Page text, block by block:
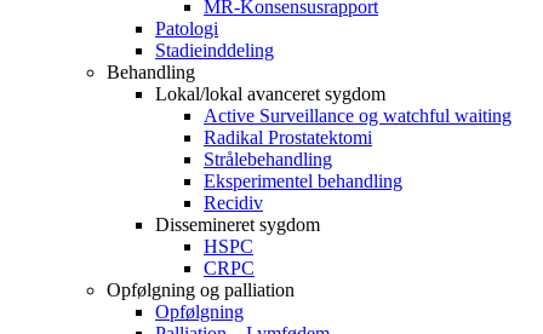
MR-Konsensusrapport
Patologi
Stadieinddeling
Behandling
Lokal/lokal avanceret sygdom
Active Surveillance og watchful waiting
Radikal Prostatektomi
Strålebehandling
Eksperimentel behandling
Recidiv
Dissemineret sygdom
HSPC
CRPC
Opfølgning og palliation
Opfølgning